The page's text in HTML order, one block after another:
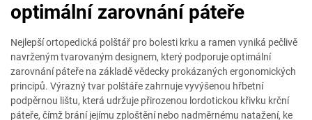
optimální zarovnání páteře
Nejlepší ortopedická polštář pro bolesti krku a ramen vyniká pečlivě
navrženým tvarovaným designem, který podporuje optimální
zarovnání páteře na základě vědecky prokázaných ergonomických
principů. Výrazný tvar polštáře zahrnuje vyvýšenou hřbetní
podpěrnou lištu, která udržuje přirozenou lordotickou křivku krční
páteře, čímž brání jejímu zploštění nebo nadměrnému natažení, ke